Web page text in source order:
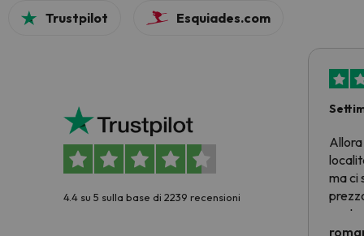
Trustpilot Esquiades.com
4.4 su 5 sulla base di 2239 recensioni
Allora
ma ci